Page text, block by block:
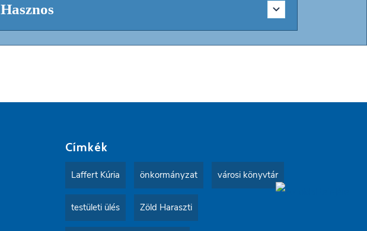
Hasznos
Címkék
Laffert Kúria önkormányzat városi könyvtár
testületi ülés Zöld Haraszti